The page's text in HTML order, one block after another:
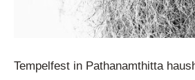
Tempelfest in Pathanamthitta